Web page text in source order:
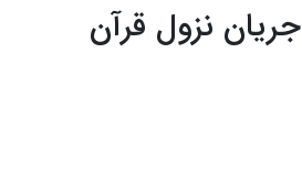
جریان نزول قرآن